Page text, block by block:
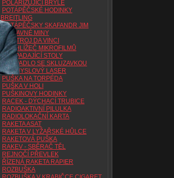
POLARIZUJÍCÍ BRÝLE
POTÁPĚČSKÉ HODINKY
BREITLING
POTÁPĚČSKY SKAFANDR JIM
PŘÍSAVNÉ MINY
PŘISTROJ DA VINCI
PROHLÍŽEČ MIKROFILMŮ
PROPADAJÍCÍ STOLY
PROPADLO SE SKLUZAVKOU
PRŮMYSLOVÝ LASER
PUŠKA NA TORPÉDA
PUŠKA V HOLI
PUŠKINOVY HODINKY
RACEK - DÝCHACÍ TRUBICE
RADIOAKTIVNÍ PILULKA
RADIOLOKAČNÍ KARTA
RAKETA ASAT
RAKETA V LYŽAŘSKÉ HŮLCE
RAKETOVÁ PUŠKA
RAKEV - SBĚRAČ TĚL
REJNOČÍ PŘEVLEK
ŘÍZENÁ RAKETA RAPIER
ROZBUŠKA